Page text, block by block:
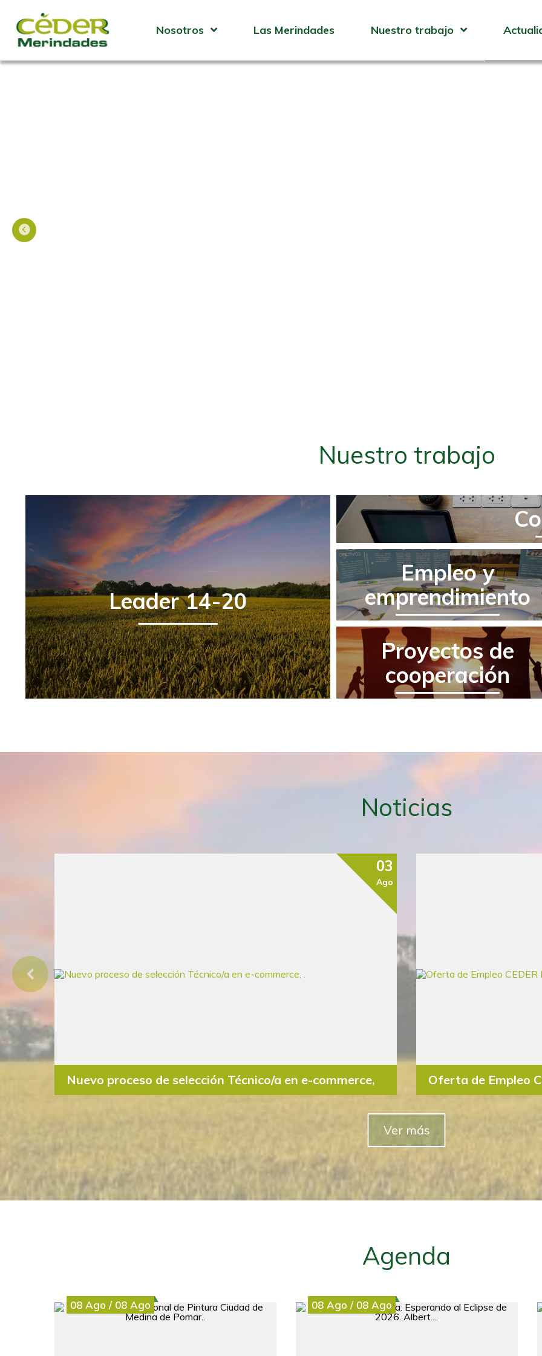
Nosotros Las Merindades Nuestro trabajo
Nuestro trabajo
Leader 14-20
Empleo y
emprendimiento
Proyectos de
cooperación
Noticias
03
Ago
Nuevo proceso de selección Técnico/a en e-commerce,
El Centro de Desarrollo Rural Merindades (CEDER Merindades) precisa
incorporar a su equipo técnico un Técnico/a en e-commerce,
comunicación y marketing Si estás interesado/a en participar en...
Oferta de Empleo
El Centro de Desarrollo
incorporar a su equipo
comunicación y
Ver más
Agenda
08 Ago / 08 Ago 08 Ago / 08 Ago